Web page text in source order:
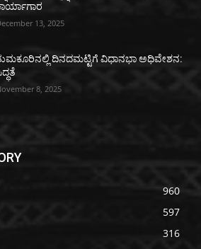
13, 2025
ದಿನದಮಟ್ಟಿಗೆ ವಿಧಾನಭಾ ಅಧಿವೇಶನ:
8, 2025
960
597
316